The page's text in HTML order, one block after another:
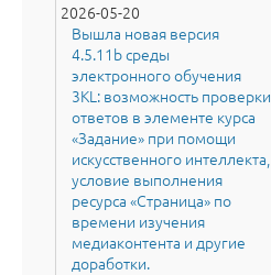
2026-05-20
Вышла новая версия
4.5.11b среды
электронного обучения
3KL: возможность проверки
ответов в элементе курса
«Задание» при помощи
искусственного интеллекта,
условие выполнения
ресурса «Страница» по
времени изучения
медиаконтента и другие
доработки.